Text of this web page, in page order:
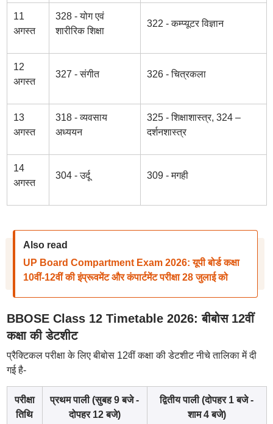
11
अगस्त
328 - योग एवं
शारीरिक शिक्षा
322 - कम्प्यूटर विज्ञान
12
अगस्त
327 - संगीत 326 - चित्रकला
13
अगस्त
318 - व्यवसाय
अध्ययन
325 - शिक्षाशास्त्र, 324 –
दर्शनशास्त्र
14
अगस्त
304 - उर्दू 309 - मगही
Also read
UP Board Compartment Exam 2026: यूपी बोर्ड कक्षा
10वीं-12वीं की इंप्रूवमेंट और कंपार्टमेंट परीक्षा 28 जुलाई को
BBOSE Class 12 Timetable 2026: बीबोस 12वीं
कक्षा की डेटशीट
प्रैक्टिकल परीक्षा के लिए बीबोस 12वीं कक्षा की डेटशीट नीचे तालिका में दी
गई है-
परीक्षा
तिथि
प्रथम पाली (सुबह 9 बजे -
दोपहर 12 बजे)
द्वितीय पाली (दोपहर 1 बजे -
शाम 4 बजे)